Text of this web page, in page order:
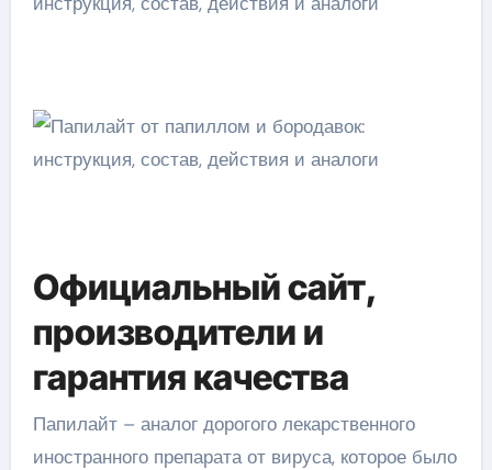
Официальный сайт,
производители и
гарантия качества
Папилайт – аналог дорогого лекарственного
иностранного препарата от вируса, которое было